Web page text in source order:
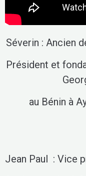
Séverin : Ancien
Président et
au Bénin à
Jean Paul : Vice